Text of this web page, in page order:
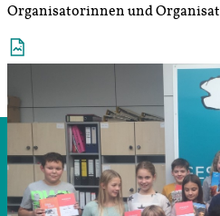
Organisatorinnen und